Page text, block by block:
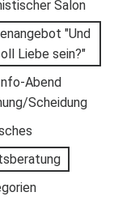
Salon
"Und
Liebe sein?"
Abend
Scheidung